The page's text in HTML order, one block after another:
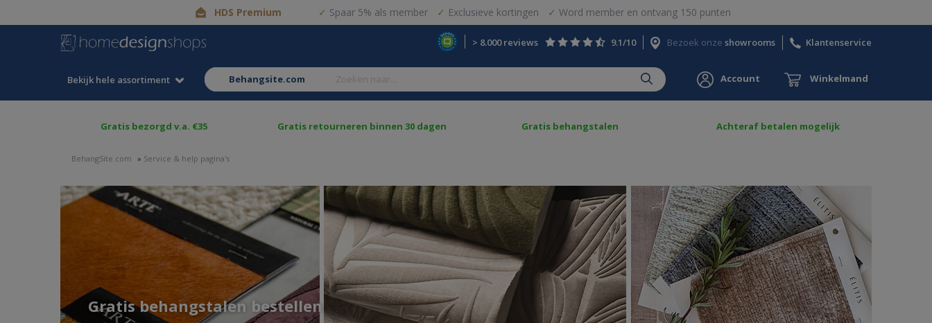
HDS Premium Spaar 5% als member Exclusieve kortingen Word member en ontvang 150 punten
> 8.000 reviews 9.1/10 Bezoek onze showrooms Klantenservice
Bekijk hele assortiment behangsite.com Account Winkelmand
Gratis bezorgd v.a. €35 Gratis retourneren binnen 30 dagen Gratis behangstalen Achteraf betalen mogelijk
BehangSite.com » Service & help pagina's
Gratis behangstalen bestellen